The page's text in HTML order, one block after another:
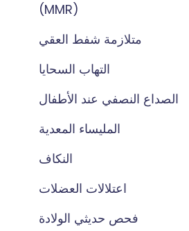
(MMR)
متلازمة شفط العقي
التهاب السحايا
الصداع النصفي عند الأطفال
المليساء المعدية
النكاف
اعتلالات العضلات
فحص حديثي الولادة